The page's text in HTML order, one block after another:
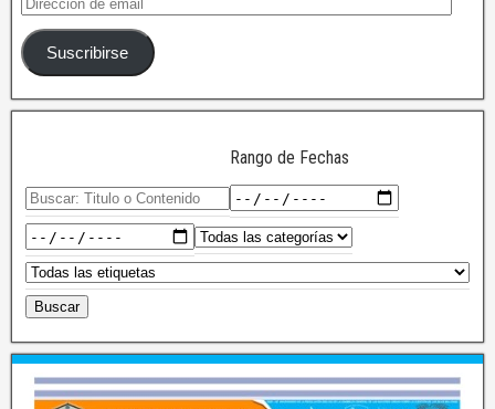
Suscribirse
Rango de Fechas